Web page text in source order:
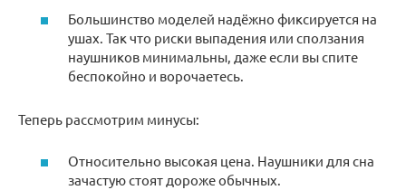
Большинство моделей надёжно фиксируется на
ушах. Так что риски выпадения или сползания
наушников минимальны, даже если вы спите
беспокойно и ворочаетесь.
Теперь рассмотрим минусы:
Относительно высокая цена. Наушники для сна
зачастую стоят дороже обычных.